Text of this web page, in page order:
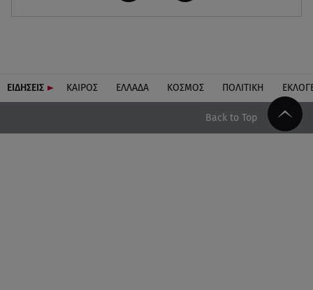
ΕΙΔΗΣΕΙΣ ΚΑΙΡΟΣ ΕΛΛΑΔΑ ΚΟΣΜΟΣ ΠΟΛΙΤΙΚΗ
Back to Top